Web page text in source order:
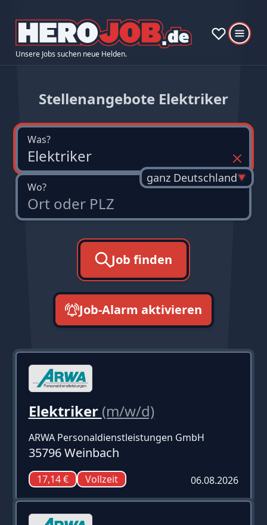
Unsere Jobs suchen neue Helden.
Stellenangebote Elektriker
Was?
Wo?
ganz Deutschland
Job finden
Job-Alarm aktivieren
Elektriker (m/w/d)
ARWA Personaldienstleistungen GmbH
35796 Weinbach
17,14 € Vollzeit 06.08.2026